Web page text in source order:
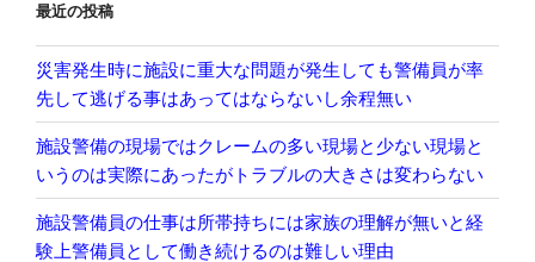
ン
最近の投稿
災害発生時に施設に重大な問題が発生しても警備員が率
先して逃げる事はあってはならないし余程無い
施設警備の現場ではクレームの多い現場と少ない現場と
いうのは実際にあったがトラブルの大きさは変わらない
施設警備員の仕事は所帯持ちには家族の理解が無いと経
験上警備員として働き続けるのは難しい理由